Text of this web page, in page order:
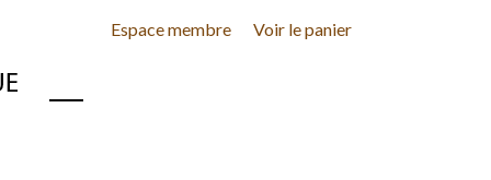
Espace membre Voir le panier